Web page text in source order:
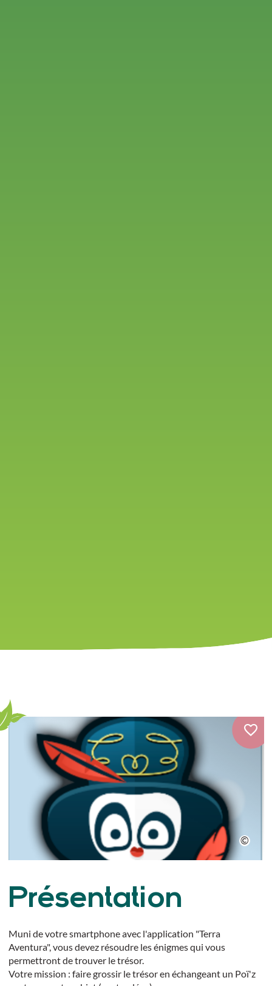
Présentation
Muni de votre smartphone avec l'application "Terra
Aventura", vous devez résoudre les énigmes qui vous
permettront de trouver le trésor.
Votre mission : faire grossir le trésor en échangeant un Poï'z